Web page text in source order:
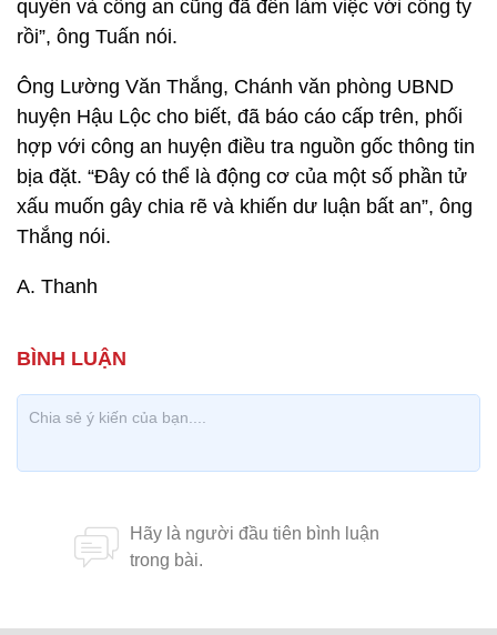
quyền và công an cũng đã đến làm việc với công ty
rồi”, ông Tuấn nói.
Ông Lường Văn Thắng, Chánh văn phòng UBND
huyện Hậu Lộc cho biết, đã báo cáo cấp trên, phối
hợp với công an huyện điều tra nguồn gốc thông tin
bịa đặt. “Đây có thể là động cơ của một số phần tử
xấu muốn gây chia rẽ và khiến dư luận bất an”, ông
Thắng nói.
A. Thanh